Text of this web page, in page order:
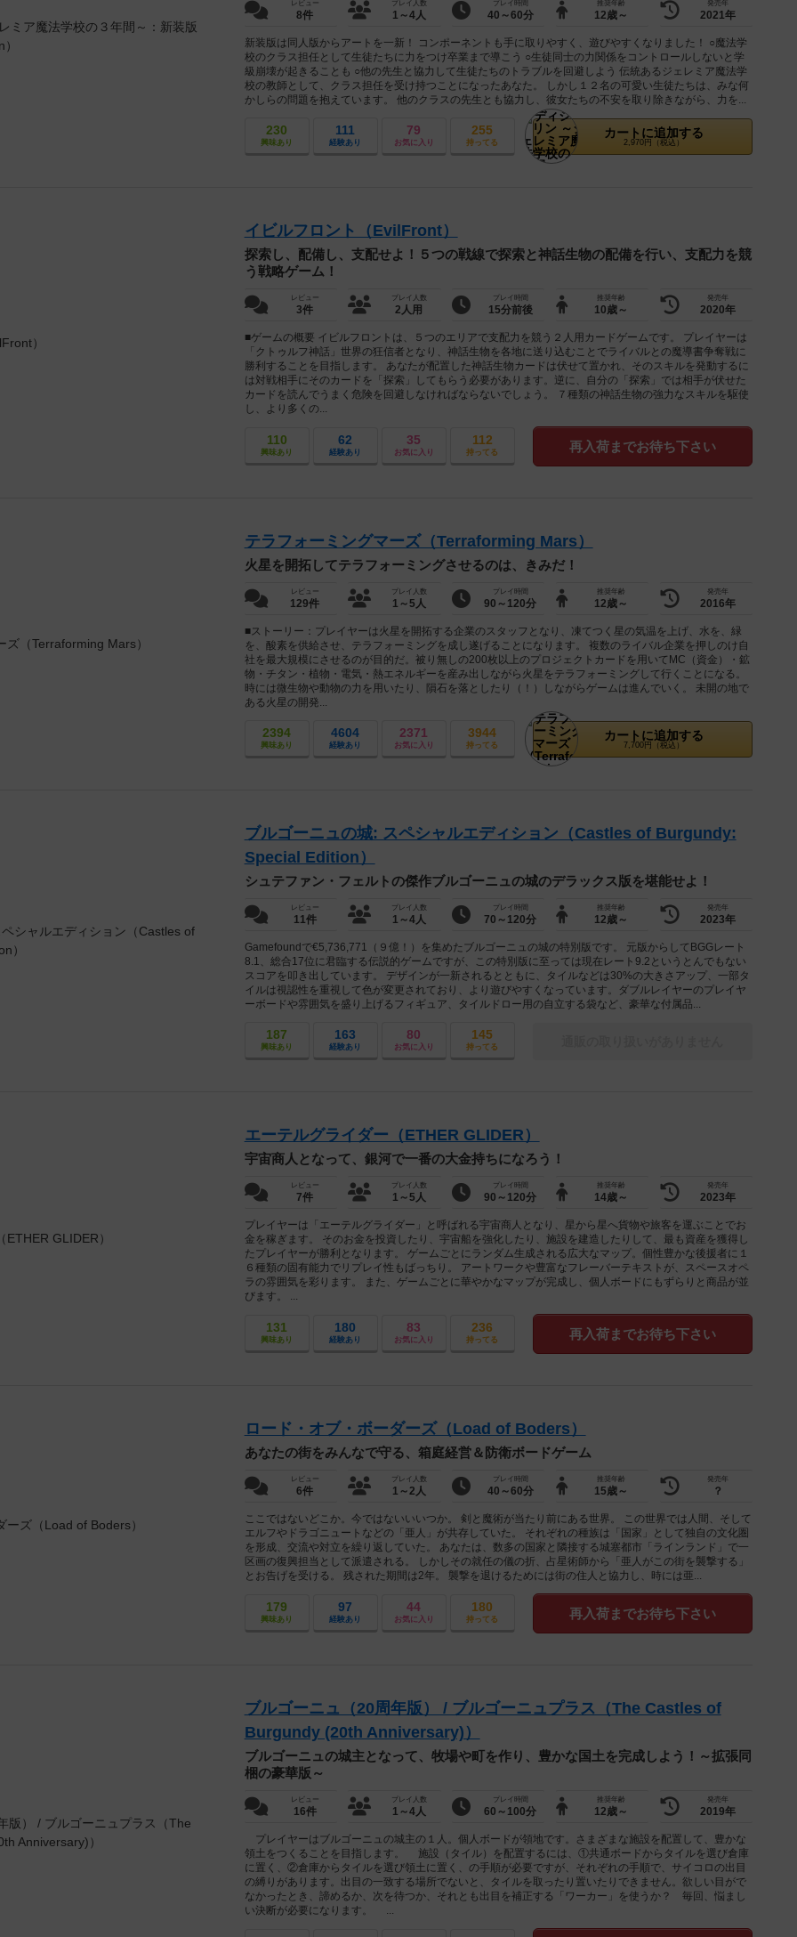
レビュー
8件
プレイ人数
1～4人
プレイ時間
40～60分
推奨年齢
12歳～
発売年
2021年
新装版は同人版からアートを一新！ コンポーネントも手に取りやすく、遊びやすくなりました！ ○魔法学
校のクラス担任として生徒たちに力をつけ卒業まで導こう ○生徒同士の力関係をコントロールしないと学
級崩壊が起きることも ○他の先生と協力して生徒たちのトラブルを回避しよう 伝統あるジェレミア魔法学
校の教師として、クラス担任を受け持つことになったあなた。 しかし１２名の可愛い生徒たちは、みな何
かしらの問題を抱えています。 他のクラスの先生とも協力し、彼女たちの不安を取り除きながら、力を...
230
興味あり
111
経験あり
79
お気に入り
255
持ってる
カートに追加する
2,970円（税込）
イビルフロント（EvilFront）
探索し、配備し、支配せよ！５つの戦線で探索と神話生物の配備を行い、支配力を競
う戦略ゲーム！
レビュー
3件
プレイ人数
2人用
プレイ時間
15分前後
推奨年齢
10歳～
発売年
2020年
■ゲームの概要 イビルフロントは、５つのエリアで支配力を競う２人用カードゲームです。 プレイヤーは
「クトゥルフ神話」世界の狂信者となり、神話生物を各地に送り込むことでライバルとの魔導書争奪戦に
勝利することを目指します。 あなたが配置した神話生物カードは伏せて置かれ、そのスキルを発動するに
は対戦相手にそのカードを「探索」してもらう必要があります。逆に、自分の「探索」では相手が伏せた
カードを読んでうまく危険を回避しなければならないでしょう。 ７種類の神話生物の強力なスキルを駆使
し、より多くの...
110
興味あり
62
経験あり
35
お気に入り
112
持ってる 再入荷までお待ち下さい
テラフォーミングマーズ（Terraforming Mars）
火星を開拓してテラフォーミングさせるのは、きみだ！
レビュー
129件
プレイ人数
1～5人
プレイ時間
90～120分
推奨年齢
12歳～
発売年
2016年
■ストーリー：プレイヤーは火星を開拓する企業のスタッフとなり、凍てつく星の気温を上げ、水を、緑
を、酸素を供給させ、テラフォーミングを成し遂げることになります。 複数のライバル企業を押しのけ自
社を最大規模にさせるのが目的だ。被り無しの200枚以上のプロジェクトカードを用いてMC（資金）・鉱
物・チタン・植物・電気・熱エネルギーを産み出しながら火星をテラフォーミングして行くことになる。
時には微生物や動物の力を用いたり、隕石を落としたり（！）しながらゲームは進んでいく。 未開の地で
ある火星の開発...
2394
興味あり
4604
経験あり
2371
お気に入り
3944
持ってる
カートに追加する
7,700円（税込）
ブルゴーニュの城: スペシャルエディション（Castles of Burgundy:
Special Edition）
シュテファン・フェルトの傑作ブルゴーニュの城のデラックス版を堪能せよ！
レビュー
11件
プレイ人数
1～4人
プレイ時間
70～120分
推奨年齢
12歳～
発売年
2023年
Gamefoundで€5,736,771（９億！）を集めたブルゴーニュの城の特別版です。 元版からしてBGGレート
8.1、総合17位に君臨する伝説的ゲームですが、この特別版に至っては現在レート9.2というとんでもない
スコアを叩き出しています。 デザインが一新されるとともに、タイルなどは30%の大きさアップ、一部タ
イルは視認性を重視して色が変更されており、より遊びやすくなっています。ダブルレイヤーのプレイヤ
ーボードや雰囲気を盛り上げるフィギュア、タイルドロー用の自立する袋など、豪華な付属品...
187
興味あり
163
経験あり
80
お気に入り
145
持ってる
エーテルグライダー（ETHER GLIDER）
宇宙商人となって、銀河で一番の大金持ちになろう！
レビュー
7件
プレイ人数
1～5人
プレイ時間
90～120分
推奨年齢
14歳～
発売年
2023年
プレイヤーは「エーテルグライダー」と呼ばれる宇宙商人となり、星から星へ貨物や旅客を運ぶことでお
金を稼ぎます。 そのお金を投資したり、宇宙船を強化したり、施設を建造したりして、最も資産を獲得し
たプレイヤーが勝利となります。 ゲームごとにランダム生成される広大なマップ。個性豊かな後援者に１
６種類の固有能力でリプレイ性もばっちり。 アートワークや豊富なフレーバーテキストが、スペースオペ
ラの雰囲気を彩ります。 また、ゲームごとに華やかなマップが完成し、個人ボードにもずらりと商品が並
びます。 ...
131
興味あり
180
経験あり
83
お気に入り
236
持ってる 再入荷までお待ち下さい
ロード・オブ・ボーダーズ（Load of Boders）
あなたの街をみんなで守る、箱庭経営＆防衛ボードゲーム
レビュー
6件
プレイ人数
1～2人
プレイ時間
40～60分
推奨年齢
15歳～
発売年
？
ここではないどこか。今ではないいいつか。 剣と魔術が当たり前にある世界。 この世界では人間、そして
エルフやドラゴニュートなどの「亜人」が共存していた。 それぞれの種族は「国家」として独自の文化圏
を形成、交流や対立を繰り返していた。 あなたは、数多の国家と隣接する城塞都市「ラインランド」で一
区画の復興担当として派遣される。 しかしその就任の儀の折、占星術師から「亜人がこの街を襲撃する」
とお告げを受ける。 残された期間は2年。 襲撃を退けるためには街の住人と協力し、時には亜...
179
興味あり
97
経験あり
44
お気に入り
180
持ってる 再入荷までお待ち下さい
ブルゴーニュ（20周年版） / ブルゴーニュプラス（The Castles of
Burgundy (20th Anniversary)）
ブルゴーニュの城主となって、牧場や町を作り、豊かな国土を完成しよう！～拡張同
梱の豪華版～
レビュー
16件
プレイ人数
1～4人
プレイ時間
60～100分
推奨年齢
12歳～
発売年
2019年
プレイヤーはブルゴーニュの城主の１人。個人ボードが領地です。さまざまな施設を配置して、豊かな
領土をつくることを目指します。 施設（タイル）を配置するには、①共通ボードからタイルを選び倉庫
に置く、②倉庫からタイルを選び領土に置く、の手順が必要ですが、それぞれの手順で、サイコロの出目
の縛りがあります。出目の一致する場所でないと、タイルを取ったり置いたりできません。欲しい目がで
なかったとき、諦めるか、次を待つか、それとも出目を補正する「ワーカー」を使うか？ 毎回、悩まし
い決断が必要になります。 ...